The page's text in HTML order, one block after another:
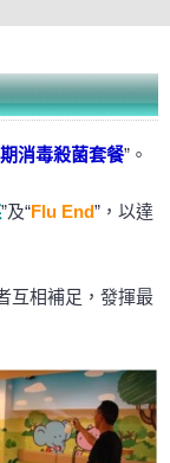
消毒殺菌套餐”。
”及“Flu End”，以達
互相補足，發揮最